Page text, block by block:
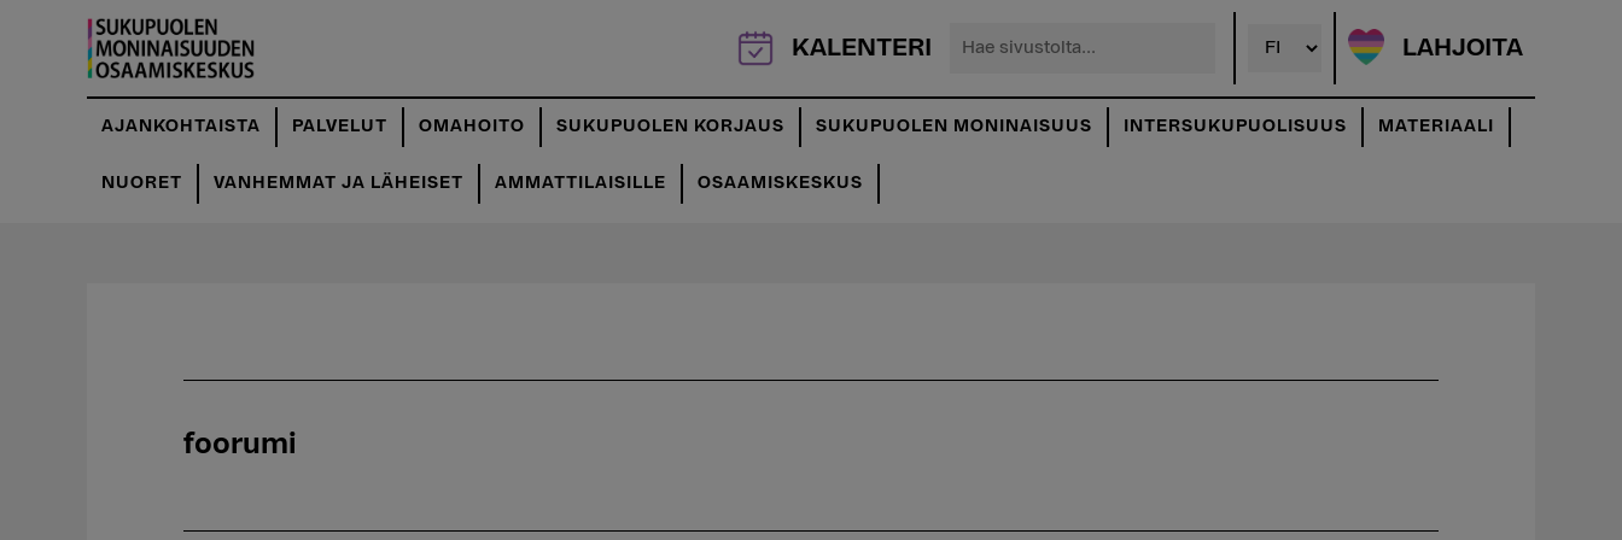
pääsisältöön
LAHJOITA
Hae
KALENTERI
AJANKOHTAISTA PALVELUT OMAHOITO SUKUPUOLEN KORJAUS SUKUPUOLEN MONINAISUUS INTERSUKUPUOLISUUS MATERIAALI
NUORET VANHEMMAT JA LÄHEISET AMMATTILAISILLE OSAAMISKESKUS
foorumi